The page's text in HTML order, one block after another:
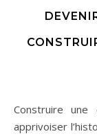
Construire une discothèque heavy metal solide, c’est
apprivoiser